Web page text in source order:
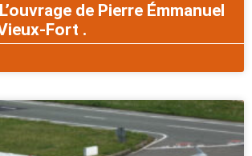
de Pierre Émmanuel
Fort .